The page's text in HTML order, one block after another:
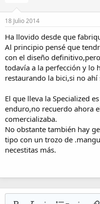
18 Julio 2014
Ha llovido desde que
Al principio pensé que
con el diseño
todavía a la perfección y lo
restaurando la bici,si no ahí
El que lleva la Specialized
enduro,no recuerdo ahora
comercializaba.
No obstante también hay
tipo con un trozo de
necestitas más.